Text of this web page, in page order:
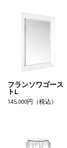
フランソワゴース
トL
145,000円（税込）